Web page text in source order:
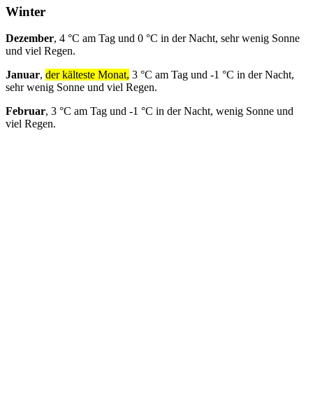
Winter
Dezember, 4 °C am Tag und 0 °C in der Nacht, sehr wenig Sonne
und viel Regen.
Januar, der kälteste Monat, 3 °C am Tag und -1 °C in der Nacht,
sehr wenig Sonne und viel Regen.
Februar, 3 °C am Tag und -1 °C in der Nacht, wenig Sonne und
viel Regen.